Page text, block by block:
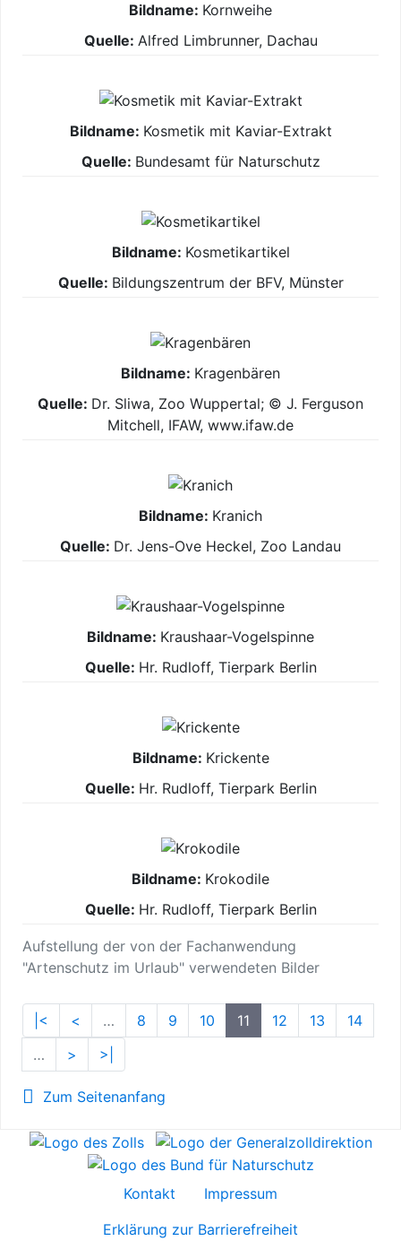
Aufstellung der von der Fachanwendung
"Artenschutz im Urlaub" verwendeten Bilder
Kornweihe
Alfred Limbrunner, Dachau
Kosmetik mit Kaviar-Extrakt
Bundesamt für Naturschutz
Kosmetikartikel
Bildungszentrum der BFV, Münster
Kragenbären
Dr. Sliwa, Zoo Wuppertal; © J. Ferguson
Mitchell, IFAW, www.ifaw.de
Kranich
Dr. Jens-Ove Heckel, Zoo Landau
Kraushaar-Vogelspinne
Hr. Rudloff, Tierpark Berlin
Krickente
Hr. Rudloff, Tierpark Berlin
Krokodile
Hr. Rudloff, Tierpark Berlin
|< < … 8 9 10 11 12 13
14
…
> >|
Zum Seitenanfang
Kontakt
Impressum
Erklärung zur Barrierefreiheit